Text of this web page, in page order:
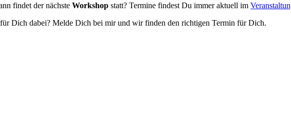
findet der nächste Workshop statt? Termine findest Du immer aktuell im
Dich dabei? Melde Dich bei mir und wir finden den richtigen Termin für Dich.